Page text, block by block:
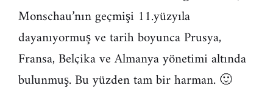
Monschau’nın geçmişi 11.yüzyıla
dayanıyormuş ve tarih boyunca Prusya,
Fransa, Belçika ve Almanya yönetimi altında
bulunmuş. Bu yüzden tam bir harman. 🙂